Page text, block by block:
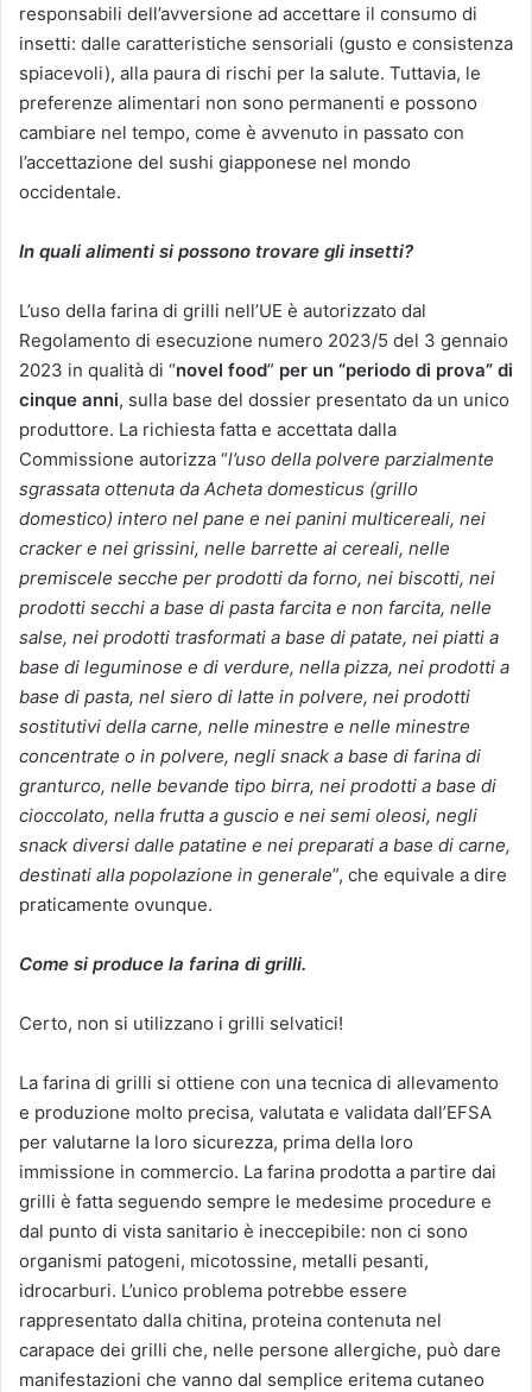
responsabili dell’avversione ad accettare il consumo di
insetti: dalle caratteristiche sensoriali (gusto e consistenza
spiacevoli), alla paura di rischi per la salute. Tuttavia, le
preferenze alimentari non sono permanenti e possono
cambiare nel tempo, come è avvenuto in passato con
l’accettazione del sushi giapponese nel mondo
occidentale.
In quali alimenti si possono trovare gli insetti?
L’uso della farina di grilli nell’UE è autorizzato dal
Regolamento di esecuzione numero 2023/5 del 3 gennaio
2023 in qualità di “novel food” per un “periodo di prova” di
cinque anni, sulla base del dossier presentato da un unico
produttore. La richiesta fatta e accettata dalla
Commissione autorizza “l’uso della polvere parzialmente
sgrassata ottenuta da Acheta domesticus (grillo
domestico) intero nel pane e nei panini multicereali, nei
cracker e nei grissini, nelle barrette ai cereali, nelle
premiscele secche per prodotti da forno, nei biscotti, nei
prodotti secchi a base di pasta farcita e non farcita, nelle
salse, nei prodotti trasformati a base di patate, nei piatti a
base di leguminose e di verdure, nella pizza, nei prodotti a
base di pasta, nel siero di latte in polvere, nei prodotti
sostitutivi della carne, nelle minestre e nelle minestre
concentrate o in polvere, negli snack a base di farina di
granturco, nelle bevande tipo birra, nei prodotti a base di
cioccolato, nella frutta a guscio e nei semi oleosi, negli
snack diversi dalle patatine e nei preparati a base di carne,
destinati alla popolazione in generale”, che equivale a dire
praticamente ovunque.
Come si produce la farina di grilli.
Certo, non si utilizzano i grilli selvatici!
La farina di grilli si ottiene con una tecnica di allevamento
e produzione molto precisa, valutata e validata dall’EFSA
per valutarne la loro sicurezza, prima della loro
immissione in commercio. La farina prodotta a partire dai
grilli è fatta seguendo sempre le medesime procedure e
dal punto di vista sanitario è ineccepibile: non ci sono
organismi patogeni, micotossine, metalli pesanti,
idrocarburi. L’unico problema potrebbe essere
rappresentato dalla chitina, proteina contenuta nel
carapace dei grilli che, nelle persone allergiche, può dare
manifestazioni che vanno dal semplice eritema cutaneo